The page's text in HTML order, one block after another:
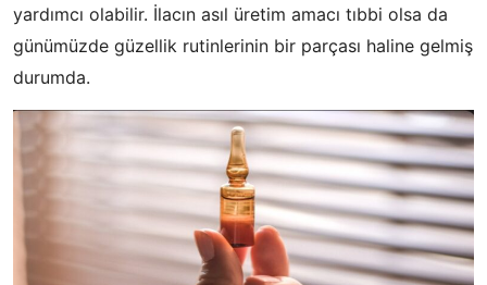
yardımcı olabilir. İlacın asıl üretim amacı tıbbi olsa da
günümüzde güzellik rutinlerinin bir parçası haline gelmiş
durumda.